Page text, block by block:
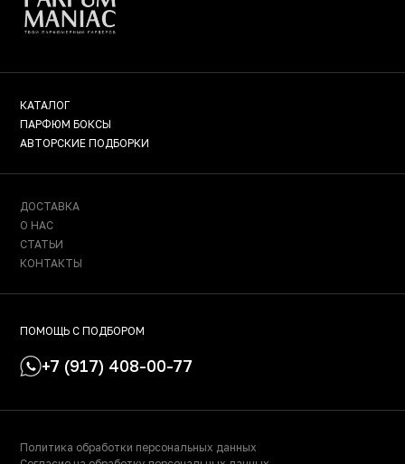
КАТАЛОГ
ПАРФЮМ БОКСЫ
АВТОРСКИЕ ПОДБОРКИ
ДОСТАВКА
О НАС
СТАТЬИ
КОНТАКТЫ
ПОМОЩЬ С ПОДБОРОМ
+7 (917) 408-00-77
Политика обработки персональных данных